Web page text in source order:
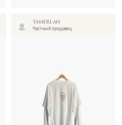
tamerlan
Частный продавец